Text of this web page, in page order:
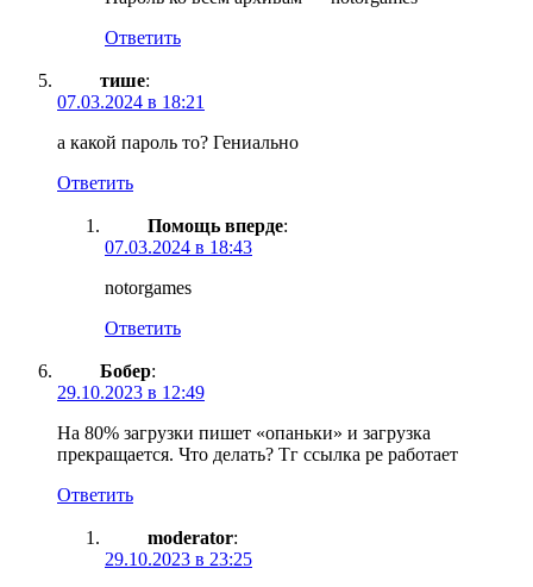
Ответить
тише:
07.03.2024 в 18:21
а какой пароль то? Гениально
Ответить
Помощь вперде:
07.03.2024 в 18:43
notorgames
Ответить
Бобер:
29.10.2023 в 12:49
На 80% загрузки пишет «опаньки» и загрузка
прекращается. Что делать? Тг ссылка ре работает
Ответить
moderator:
29.10.2023 в 23:25